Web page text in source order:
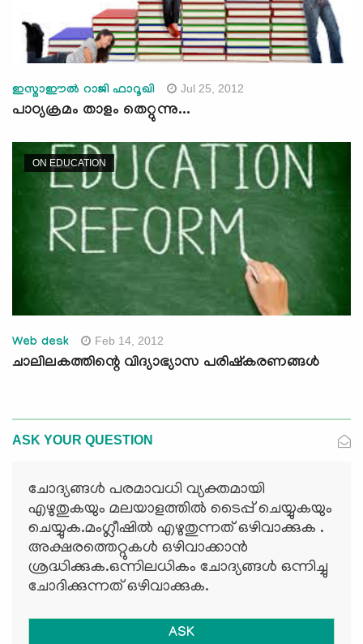
ഇസ്മാഈല്‍ റാജി ഫാറൂഖി Jul 25, 2012
പാഠ്യക്രമം താളം തെറ്റുന്നു...
ON EDUCATION
Web desk Feb 14, 2012
ചാലിലകത്തിന്റെ വിദ്യാഭ്യാസ പരിഷ്‌കരണങ്ങള്‍
ASK YOUR QUESTION
ചോദ്യങ്ങള്‍ പരമാവധി വ്യക്തമായി
എഴുതുകയും മലയാളത്തില്‍ ടൈപ്പ് ചെയ്യുകയും
ചെയ്യുക.മംഗ്ലീഷില്‍ എഴുതുന്നത് ഒഴിവാക്കുക .
അക്ഷരത്തെറ്റുകള്‍ ഒഴിവാക്കാന്‍
ശ്രദ്ധിക്കുക.ഒന്നിലധികം ചോദ്യങ്ങള്‍ ഒന്നിച്ചു
ചോദിക്കുന്നത് ഒഴിവാക്കുക.
ASK